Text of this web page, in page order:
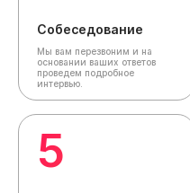
Собеседование
Мы вам перезвоним и на
основании ваших ответов
проведем подробное
интервью.
5